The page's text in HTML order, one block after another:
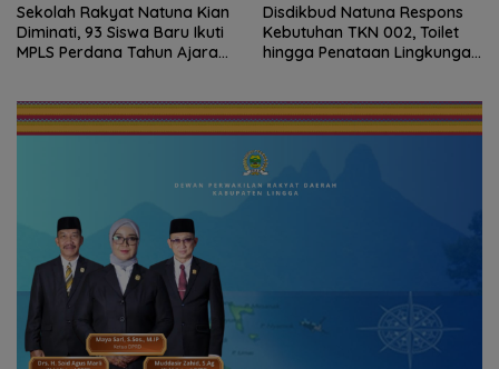
Sekolah Rakyat Natuna Kian
Diminati, 93 Siswa Baru Ikuti
MPLS Perdana Tahun Ajaran
Disdikbud Natuna Respons
Kebutuhan TKN 002, Toilet
hingga Penataan Lingkungan